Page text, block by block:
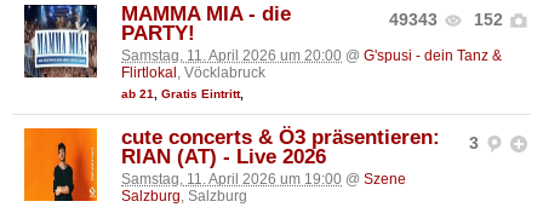
49343 152
MAMMA MIA - die
PARTY!
Samstag, 11. April 2026 um 20:00 @ G'spusi - dein Tanz &
Flirtlokal , Vöcklabruck
ab 21 Gratis Eintritt,
3
cute concerts & Ö3 präsentieren:
RIAN (AT) - Live 2026
Samstag, 11. April 2026 um 19:00 @ Szene
Salzburg, Salzburg